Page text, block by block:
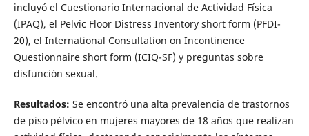
incluyó el Cuestionario Internacional de Actividad Física
(IPAQ), el Pelvic Floor Distress Inventory short form (PFDI-
20), el International Consultation on Incontinence
Questionnaire short form (ICIQ-SF) y preguntas sobre
disfunción sexual.
Resultados: Se encontró una alta prevalencia de trastornos
de piso pélvico en mujeres mayores de 18 años que realizan